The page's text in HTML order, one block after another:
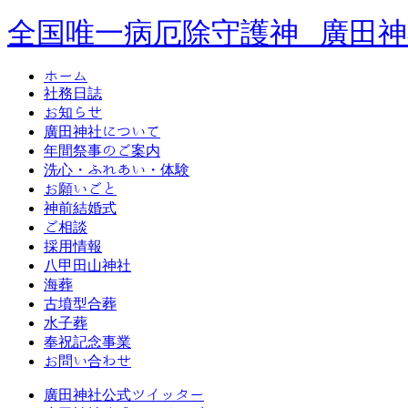
全国唯一病厄除守護神 廣田
ホーム
社務日誌
お知らせ
廣田神社について
年間祭事のご案内
洗心・ふれあい・体験
お願いごと
神前結婚式
ご相談
採用情報
八甲田山神社
海葬
古墳型合葬
水子葬
奉祝記念事業
お問い合わせ
廣田神社公式ツイッター